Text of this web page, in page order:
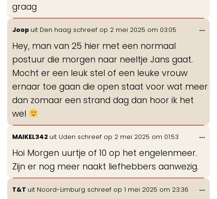
graag
Joop uit Den haag schreef op 2 mei 2025 om 03:05
Hey, man van 25 hier met een normaal
postuur die morgen naar neeltje Jans gaat.
Mocht er een leuk stel of een leuke vrouw
ernaar toe gaan die open staat voor wat meer
dan zomaar een strand dag dan hoor ik het
wel
...
MAIKEL342 uit Uden schreef op 2 mei 2025 om 01:53
Hoi Morgen uurtje of 10 op het engelenmeer.
Zijn er nog meer naakt liefhebbers aanwezig.
...
T&T uit Noord-Limburg schreef op 1 mei 2025 om 23:36 ...